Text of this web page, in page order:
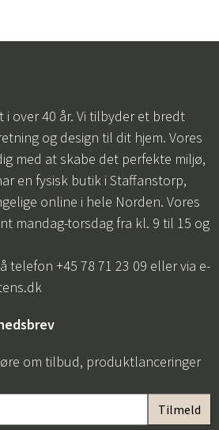
over 40 år. Vi tilbyder et bredt
og design til dit hjem. Vores
med at skabe det perfekte miljø,
en fysisk butik i Staffanstorp,
online i hele Norden. Vores
mandag-torsdag fra kl. 9 til 15 og
telefon +45 78 71 23 09 eller via e-
om tilbud, produktlanceringer